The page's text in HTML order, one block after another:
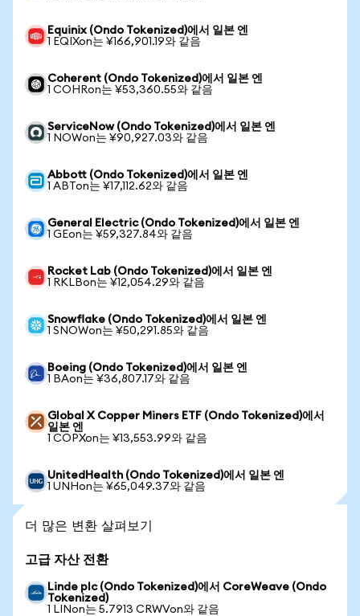
Equinix (Ondo Tokenized)에서 일본 엔
1 EQIXon는 ¥166,901.19와 같음
Coherent (Ondo Tokenized)에서 일본 엔
1 COHRon는 ¥53,360.55와 같음
ServiceNow (Ondo Tokenized)에서 일본 엔
1 NOWon는 ¥90,927.03와 같음
Abbott (Ondo Tokenized)에서 일본 엔
1 ABTon는 ¥17,112.62와 같음
General Electric (Ondo Tokenized)에서 일본 엔
1 GEon는 ¥59,327.84와 같음
Rocket Lab (Ondo Tokenized)에서 일본 엔
1 RKLBon는 ¥12,054.29와 같음
Snowflake (Ondo Tokenized)에서 일본 엔
1 SNOWon는 ¥50,291.85와 같음
Boeing (Ondo Tokenized)에서 일본 엔
1 BAon는 ¥36,807.17와 같음
Global X Copper Miners ETF (Ondo Tokenized)에서
일본 엔
1 COPXon는 ¥13,553.99와 같음
UnitedHealth (Ondo Tokenized)에서 일본 엔
1 UNHon는 ¥65,049.37와 같음
더 많은 변환 살펴보기
고급 자산 전환
Linde plc (Ondo Tokenized)에서 CoreWeave (Ondo
Tokenized)
1 LINon는 5.7913 CRWVon와 같음